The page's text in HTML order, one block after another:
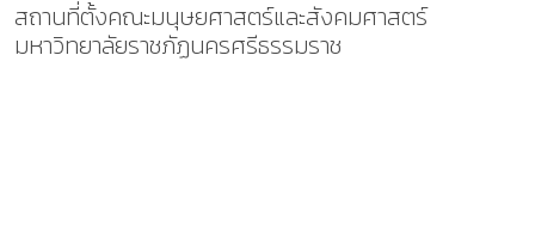
สถานที่ตั้งคณะมนุษยศาสตร์และสังคมศาสตร์
มหาวิทยาลัยราชภัฏนครศรีธรรมราช